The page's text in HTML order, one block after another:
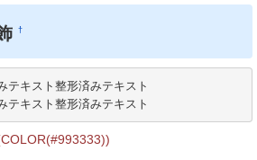
†
テキスト整形済みテキスト
テキスト整形済みテキスト